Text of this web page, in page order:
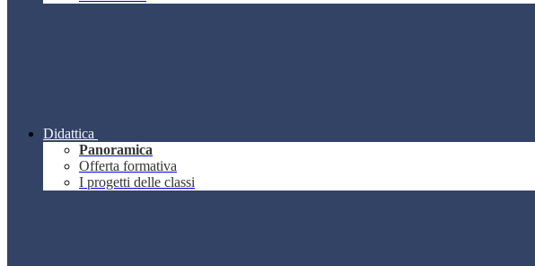
Didattica
Panoramica
Offerta formativa
I progetti delle classi